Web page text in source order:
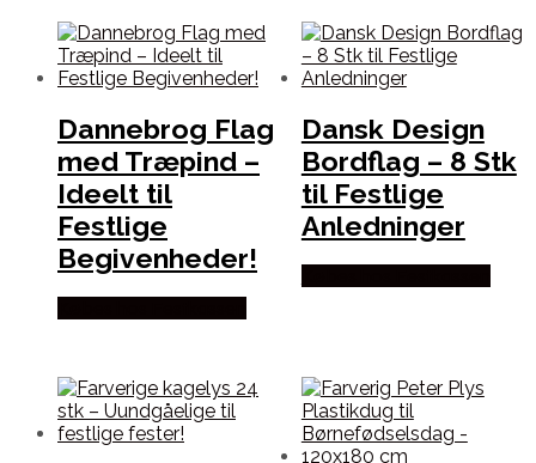
Dannebrog Flag
med Træpind –
Ideelt til
Festlige
Begivenheder!
Dansk Design
Bordflag – 8 Stk
til Festlige
Anledninger